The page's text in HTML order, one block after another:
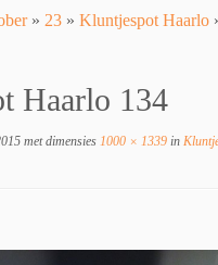
» 23 » Kluntjespot Haarlo
Haarlo 134
met dimensies 1000 × 1339 in